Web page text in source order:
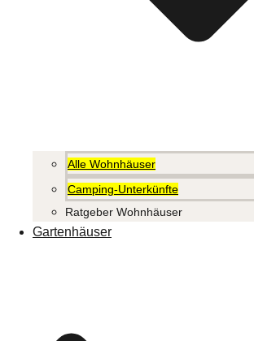
Alle Wohnhäuser
Camping-Unterkünfte
Ratgeber Wohnhäuser
Gartenhäuser